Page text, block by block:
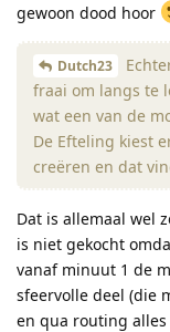
gewoon dood hoor
Dutch23
fraai om langs te
wat een van de
De Efteling kiest
creëren en dat
Dat is allemaal wel
is niet gekocht
vanaf minuut 1 de
sfeervolle deel (die
en qua routing